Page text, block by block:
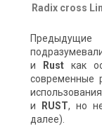
Radix cross
и
Rust как
современные
и
RUST, но
далее).